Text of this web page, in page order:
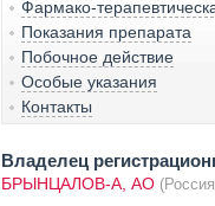
Фармако-
Показания препарата
Побочное действие
Особые указания
Контакты
Владелец
БРЫНЦАЛОВ-А, АО